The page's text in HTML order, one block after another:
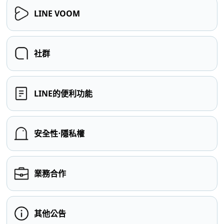
LINE VOOM
社群
LINE的便利功能
安全性⋅隱私權
業務合作
其他公告